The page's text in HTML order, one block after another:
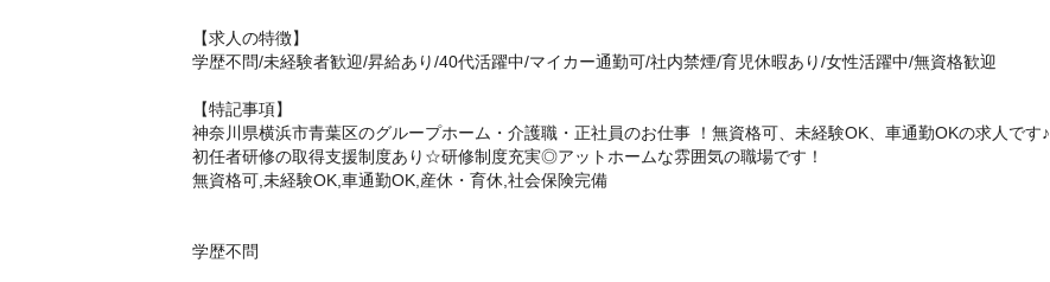
【求人の特徴】
学歴不問/未経験者歓迎/昇給あり/40代活躍中/マイカー通勤可/社内禁煙/育児休暇あり/女性活躍中/無資格歓迎
【特記事項】
神奈川県横浜市青葉区のグループホーム・介護職・正社員のお仕事 ！無資格可、未経験OK、車通勤OKの求人です♪
初任者研修の取得支援制度あり☆研修制度充実◎アットホームな雰囲気の職場です！
無資格可,未経験OK,車通勤OK,産休・育休,社会保険完備
学歴不問